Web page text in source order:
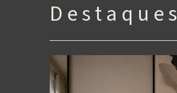
D e s t a q u e s